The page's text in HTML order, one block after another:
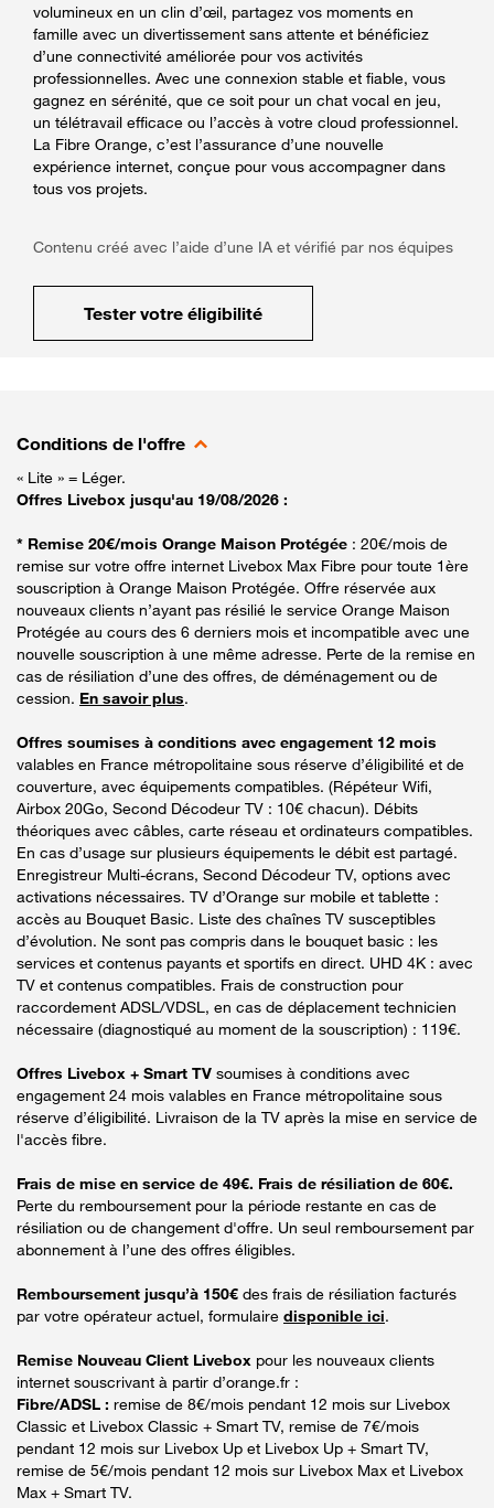
volumineux en un clin d’œil, partagez vos moments en
famille avec un divertissement sans attente et bénéficiez
d’une connectivité améliorée pour vos activités
professionnelles. Avec une connexion stable et fiable, vous
gagnez en sérénité, que ce soit pour un chat vocal en jeu,
un télétravail efficace ou l’accès à votre cloud professionnel.
La Fibre Orange, c’est l’assurance d’une nouvelle
expérience internet, conçue pour vous accompagner dans
tous vos projets.
Contenu créé avec l’aide d’une IA et vérifié par nos équipes
Tester votre éligibilité
Conditions de l'offre
« Lite » = Léger.
Offres Livebox jusqu'au 19/08/2026 :
* Remise 20€/mois Orange Maison Protégée : 20€/mois de
remise sur votre offre internet Livebox Max Fibre pour toute 1ère
souscription à Orange Maison Protégée. Offre réservée aux
nouveaux clients n’ayant pas résilié le service Orange Maison
Protégée au cours des 6 derniers mois et incompatible avec une
nouvelle souscription à une même adresse. Perte de la remise en
cas de résiliation d’une des offres, de déménagement ou de
cession. En savoir plus.
Offres soumises à conditions avec engagement 12 mois
valables en France métropolitaine sous réserve d’éligibilité et de
couverture, avec équipements compatibles. (Répéteur Wifi,
Airbox 20Go, Second Décodeur TV : 10€ chacun). Débits
théoriques avec câbles, carte réseau et ordinateurs compatibles.
En cas d’usage sur plusieurs équipements le débit est partagé.
Enregistreur Multi-écrans, Second Décodeur TV, options avec
activations nécessaires. TV d’Orange sur mobile et tablette :
accès au Bouquet Basic. Liste des chaînes TV susceptibles
d’évolution. Ne sont pas compris dans le bouquet basic : les
services et contenus payants et sportifs en direct. UHD 4K : avec
TV et contenus compatibles. Frais de construction pour
raccordement ADSL/VDSL, en cas de déplacement technicien
nécessaire (diagnostiqué au moment de la souscription) : 119€.
Offres Livebox + Smart TV soumises à conditions avec
engagement 24 mois valables en France métropolitaine sous
réserve d’éligibilité. Livraison de la TV après la mise en service de
l'accès fibre.
Frais de mise en service de 49€. Frais de résiliation de 60€.
Perte du remboursement pour la période restante en cas de
résiliation ou de changement d'offre. Un seul remboursement par
abonnement à l’une des offres éligibles.
Remboursement jusqu’à 150€ des frais de résiliation facturés
par votre opérateur actuel, formulaire disponible ici.
Remise Nouveau Client Livebox pour les nouveaux clients
internet souscrivant à partir d’orange.fr :
Fibre/ADSL : remise de 8€/mois pendant 12 mois sur Livebox
Classic et Livebox Classic + Smart TV, remise de 7€/mois
pendant 12 mois sur Livebox Up et Livebox Up + Smart TV,
remise de 5€/mois pendant 12 mois sur Livebox Max et Livebox
Max + Smart TV.